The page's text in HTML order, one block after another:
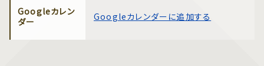
Googleカレン
ダー
Googleカレンダーに追加する